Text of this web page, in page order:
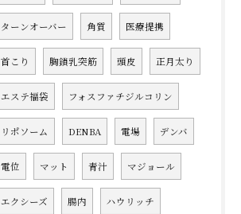
ターンオーバー 角質 医療提携
首こり 胸鎖乳突筋 頭皮 正月太り
エステ福袋 フォスファチジルコリン
リポソーム DENBA 電場 デンバ
電位 マット 青汁 マジョール
エクシーズ 腸内 ハウリッチ